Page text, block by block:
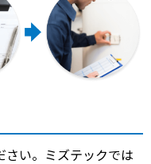
さい。ミズテックでは